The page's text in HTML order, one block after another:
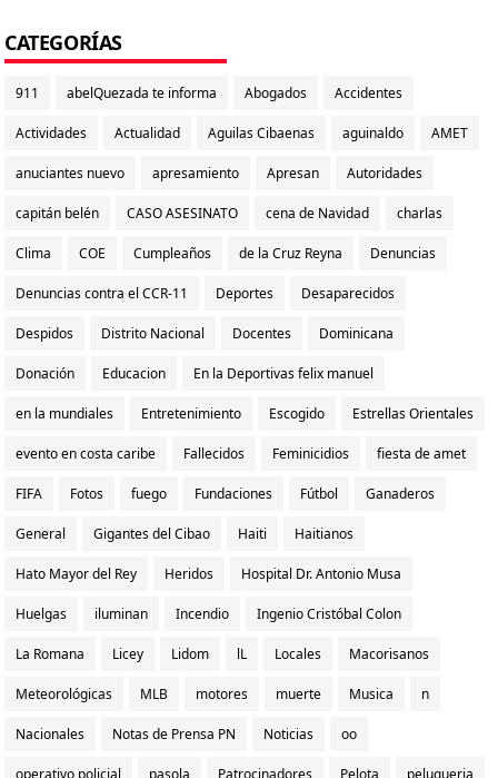
CATEGORÍAS
911 abelQuezada te informa Abogados Accidentes
Actividades Actualidad Aguilas Cibaenas aguinaldo AMET
anuciantes nuevo apresamiento Apresan Autoridades
capitán belén CASO ASESINATO cena de Navidad charlas
Clima COE Cumpleaños de la Cruz Reyna Denuncias
Denuncias contra el CCR-11 Deportes Desaparecidos
Despidos Distrito Nacional Docentes Dominicana
Donación Educacion En la Deportivas felix manuel
en la mundiales Entretenimiento Escogido Estrellas Orientales
evento en costa caribe Fallecidos Feminicidios fiesta de amet
FIFA Fotos fuego Fundaciones Fútbol Ganaderos
General Gigantes del Cibao Haiti Haitianos
Hato Mayor del Rey Heridos Hospital Dr. Antonio Musa
Huelgas iluminan Incendio Ingenio Cristóbal Colon
La Romana Licey Lidom lL Locales Macorisanos
Meteorológicas MLB motores muerte Musica n
Nacionales Notas de Prensa PN Noticias oo
operativo policial pasola Patrocinadores Pelota peluqueria